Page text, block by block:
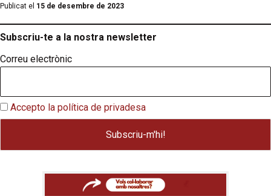
Publicat el 15 de desembre de 2023
Subscriu-te a la nostra newsletter
Correu electrònic
Accepto la política de privadesa